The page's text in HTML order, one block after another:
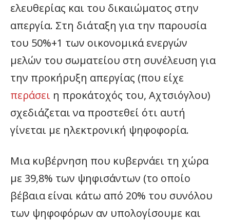
ελευθερίας και του δικαιώματος στην
απεργία. Στη διάταξη για την παρουσία
του 50%+1 των οικονομικά ενεργών
μελών του σωματείου στη συνέλευση για
την προκήρυξη απεργίας (που είχε
περάσει η προκάτοχός του, Αχτσιόγλου)
σχεδιάζεται να προστεθεί ότι αυτή
γίνεται με ηλεκτρονική ψηφοφορία.
Μια κυβέρνηση που κυβερνάει τη χώρα
με 39,8% των ψηφισάντων (το οποίο
βέβαια είναι κάτω από 20% του συνόλου
των ψηφοφόρων αν υπολογίσουμε και